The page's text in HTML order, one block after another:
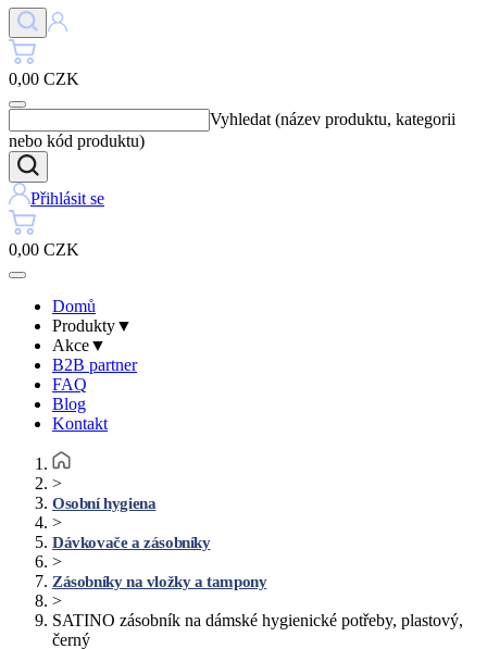
0,00 CZK
Vyhledat (název produktu, kategorii
nebo kód produktu)
Přihlásit se
0,00 CZK
Domů
Produkty▼
Akce▼
B2B partner
FAQ
Blog
Kontakt
>
Osobní hygiena
>
Dávkovače a zásobníky
>
Zásobníky na vložky a tampony
>
SATINO zásobník na dámské hygienické potřeby, plastový,
černý